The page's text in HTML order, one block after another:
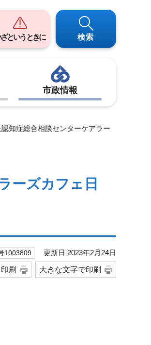
というときに
検索
市政情報
知症総合相談センターケアラー
ーズカフェ日
1003809 更新日 2023年2月24日
印刷 大きな文字で印刷